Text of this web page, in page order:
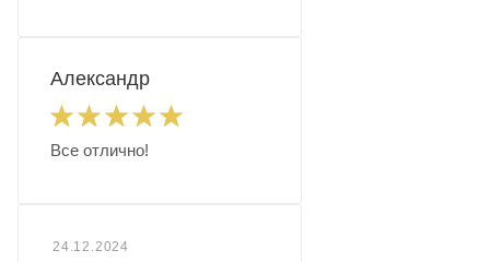
Александр
Все отлично!
24.12.2024